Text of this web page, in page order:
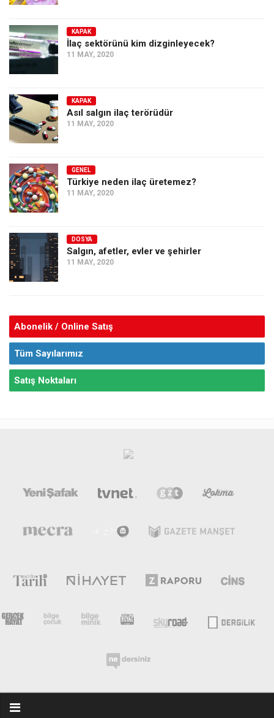
KAPAK
İlaç sektörünü kim dizginleyecek?
11 MAY, 2020
KAPAK
Asıl salgın ilaç terörüdür
11 MAY, 2020
GENEL
Türkiye neden ilaç üretemez?
11 MAY, 2020
DOSYA
Salgın, afetler, evler ve şehirler
11 MAY, 2020
Abonelik / Online Satış
Tüm Sayılarımız
Satış Noktaları